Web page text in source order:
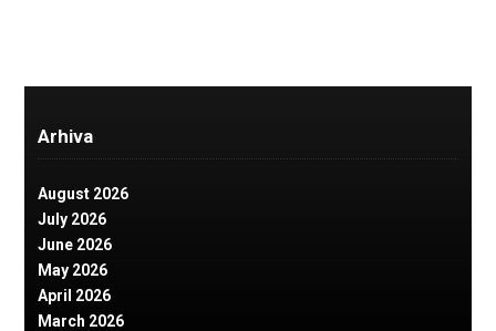
Arhiva
August 2026
July 2026
June 2026
May 2026
April 2026
March 2026